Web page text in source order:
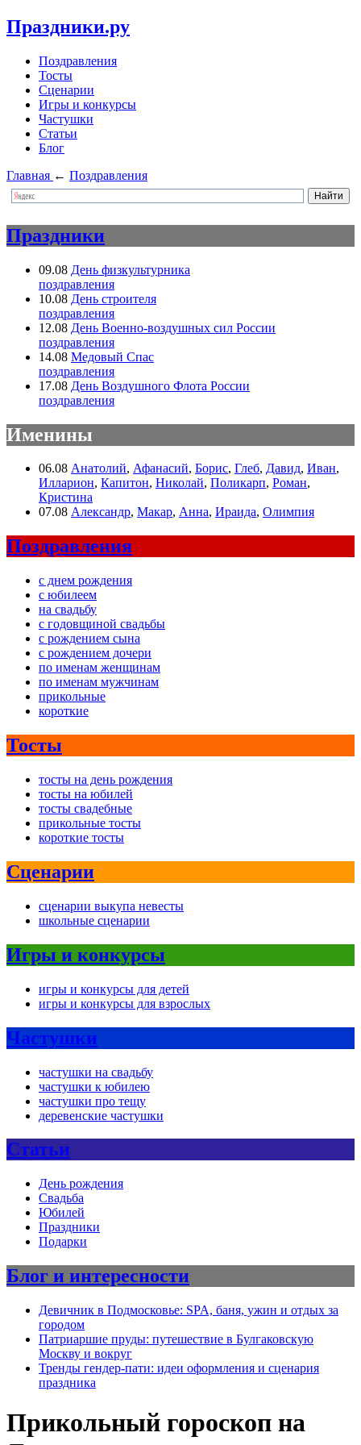
Праздники.ру
Поздравления
Тосты
Сценарии
Игры и конкурсы
Частушки
Статьи
Блог
Главная ← Поздравления
Праздники
09.08 День физкультурника
поздравления
10.08 День строителя
поздравления
12.08 День Военно-воздушных сил России
поздравления
14.08 Медовый Спас
поздравления
17.08 День Воздушного Флота России
поздравления
Именины
06.08 Анатолий, Афанасий, Борис, Глеб, Давид, Иван,
Илларион, Капитон, Николай, Поликарп, Роман,
Кристина
07.08 Александр, Макар, Анна, Ираида, Олимпия
Поздравления
с днем рождения
с юбилеем
на свадьбу
с годовщиной свадьбы
с рождением сына
с рождением дочери
по именам женщинам
по именам мужчинам
прикольные
короткие
Тосты
тосты на день рождения
тосты на юбилей
тосты свадебные
прикольные тосты
короткие тосты
Сценарии
сценарии выкупа невесты
школьные сценарии
Игры и конкурсы
игры и конкурсы для детей
игры и конкурсы для взрослых
Частушки
частушки на свадьбу
частушки к юбилею
частушки про тещу
деревенские частушки
Статьи
День рождения
Свадьба
Юбилей
Праздники
Подарки
Блог и интересности
Девичник в Подмосковье: SPA, баня, ужин и отдых за
городом
Патриаршие пруды: путешествие в Булгаковскую
Москву и вокруг
Тренды гендер-пати: идеи оформления и сценария
праздника
Прикольный гороскоп на